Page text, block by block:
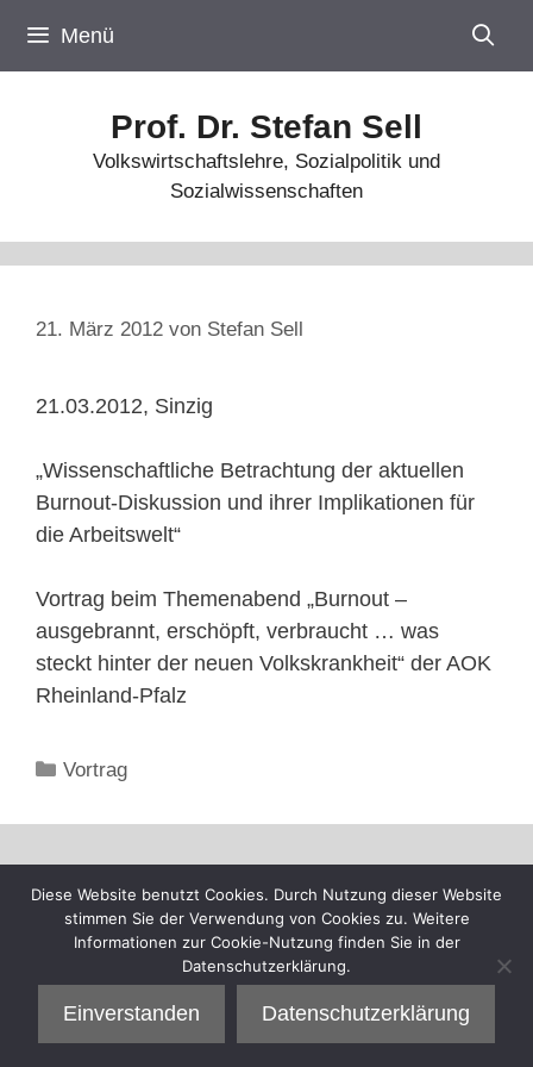
Inhalt
springen
Menü
Prof. Dr. Stefan Sell
Volkswirtschaftslehre, Sozialpolitik und
Sozialwissenschaften
21. März 2012 von Stefan Sell
21.03.2012, Sinzig
„Wissenschaftliche Betrachtung der aktuellen
Burnout-Diskussion und ihrer Implikationen für
die Arbeitswelt“
Vortrag beim Themenabend „Burnout –
ausgebrannt, erschöpft, verbraucht … was
steckt hinter der neuen Volkskrankheit“ der AOK
Rheinland-Pfalz
Kategorien
Vortrag
Diese Website benutzt Cookies. Durch Nutzung dieser Website
stimmen Sie der Verwendung von Cookies zu. Weitere
Informationen zur Cookie-Nutzung finden Sie in der
Datenschutzerklärung.
Einverstanden Datenschutzerklärung